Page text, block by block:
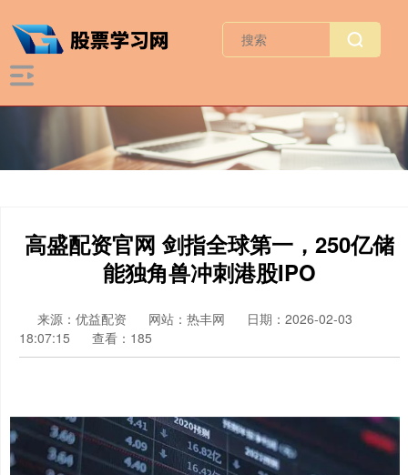
高盛配资官网 剑指全球第一，250亿储
能独角兽冲刺港股IPO
来源：优益配资 网站：热丰网
日期：2026-02-03
18:07:15
查看：185